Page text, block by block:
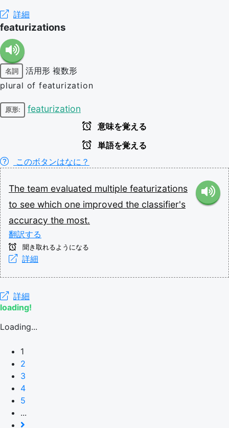
詳細
featurizations
名詞 活用形 複数形
plural of featurization
原形: featurization
意味を覚える
単語を覚える
このボタンはなに？
The team evaluated multiple featurizations
to see which one improved the classifier's
accuracy the most.
翻訳する
聞き取れるようになる
詳細
詳細
loading!
Loading...
1
2
3
4
5
...